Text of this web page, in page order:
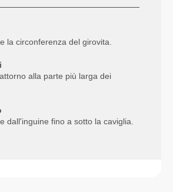
la circonferenza del girovita.
alla parte più larga dei
dall'inguine fino a sotto la caviglia.